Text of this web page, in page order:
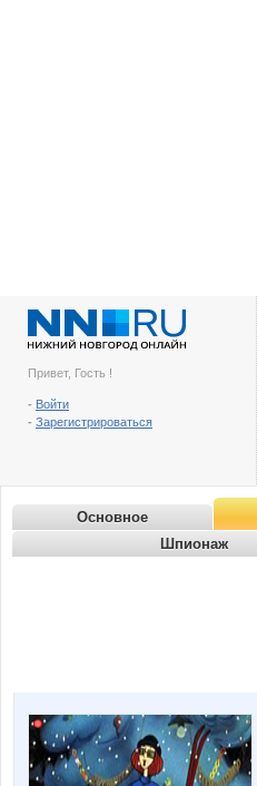
Привет, Гость !
- Войти
- Зарегистрироваться
Основное
Шпионаж